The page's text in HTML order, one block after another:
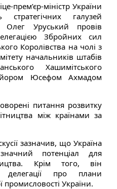
прем’єр-міністр України
галузей
Олег Уруський провів
Збройних сил
Королівства на чолі з
начальників штабів
Хашимітського
Юсефом Ахмадом
питання розвитку
між країнами за
зазначив, що Україна
потенціал для
Крім того, він
делегації про плани
України.